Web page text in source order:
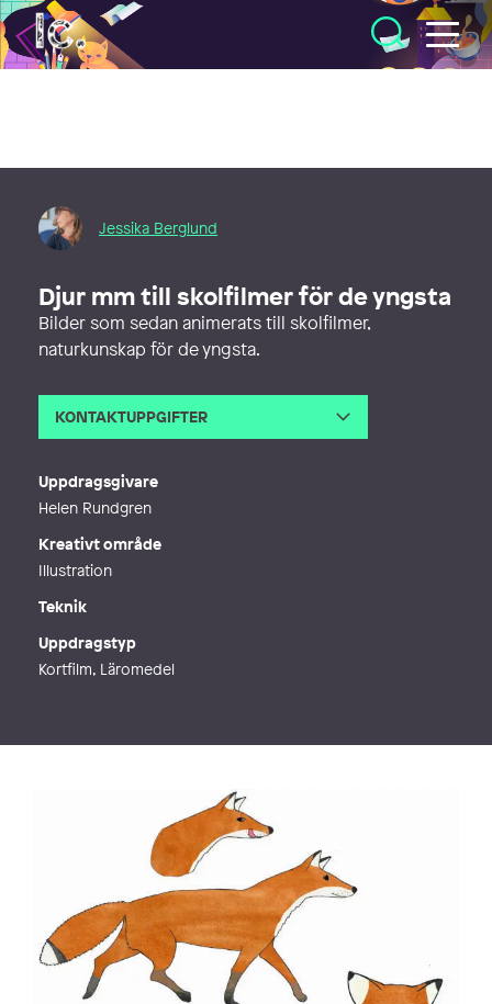
Illustratörcentrum
Jessika Berglund
Djur mm till skolfilmer för de yngsta
Bilder som sedan animerats till skolfilmer,
naturkunskap för de yngsta.
KONTAKTUPPGIFTER
Uppdragsgivare
Helen Rundgren
Kreativt område
Illustration
Teknik
Uppdragstyp
Kortfilm, Läromedel